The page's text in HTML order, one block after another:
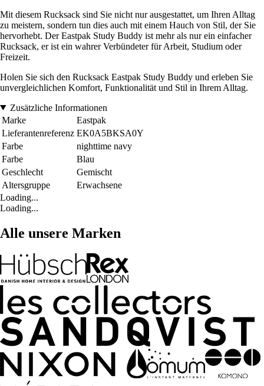
Mit diesem Rucksack sind Sie nicht nur ausgestattet, um Ihren Alltag
zu meistern, sondern tun dies auch mit einem Hauch von Stil, der Sie
hervorhebt. Der Eastpak Study Buddy ist mehr als nur ein einfacher
Rucksack, er ist ein wahrer Verbündeter für Arbeit, Studium oder
Freizeit.
Holen Sie sich den Rucksack Eastpak Study Buddy und erleben Sie
unvergleichlichen Komfort, Funktionalität und Stil in Ihrem Alltag.
Zusätzliche Informationen
Marke
Eastpak
Lieferantenreferenz EK0A5BKSA0Y
Farbe
nighttime navy
Farbe
Blau
Geschlecht
Gemischt
Altersgruppe
Erwachsene
Loading...
Loading...
Alle unsere Marken